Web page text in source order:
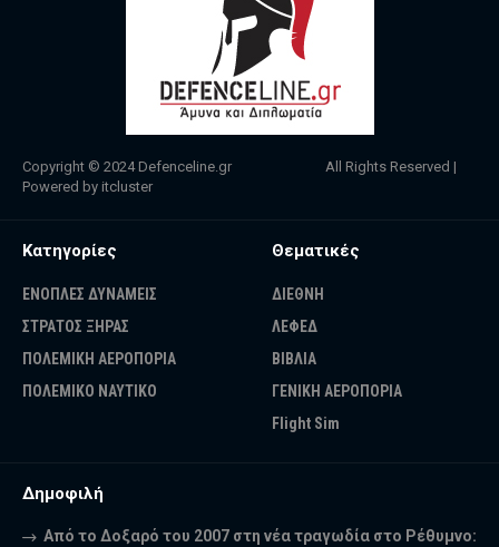
Copyright © 2024 Defenceline.gr All Rights Reserved |
Powered by itcluster
Κατηγορίες
ΕΝΟΠΛΕΣ ΔΥΝΑΜΕΙΣ
ΣΤΡΑΤΟΣ ΞΗΡΑΣ
ΠΟΛΕΜΙΚΗ ΑΕΡΟΠΟΡΙΑ
ΠΟΛΕΜΙΚΟ ΝΑΥΤΙΚΟ
Θεματικές
ΔΙΕΘΝΗ
ΛΕΦΕΔ
ΒΙΒΛΙΑ
ΓΕΝΙΚΗ ΑΕΡΟΠΟΡΙΑ
Flight Sim
Δημοφιλή
Από το Δοξαρό του 2007 στη νέα τραγωδία στο Ρέθυμνο: